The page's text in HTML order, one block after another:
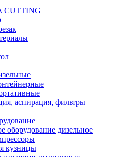
CUTTING
аспирация, фильтры
оборудование дизельное
кузницы